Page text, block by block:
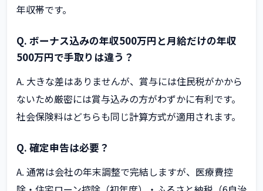
年収帯です。
Q. ボーナス込みの年収500万円と月給だけの年収
500万円で手取りは違う？
A. 大きな差はありませんが、賞与には住民税がかから
ないため厳密には賞与込みの方がわずかに有利です。
社会保険料はどちらも同じ計算方式が適用されます。
Q. 確定申告は必要？
A. 通常は会社の年末調整で完結しますが、医療費控